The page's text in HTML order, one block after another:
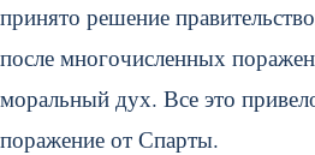
принято решение
после многочисленных
моральный дух. Все это
поражение от Спарты.